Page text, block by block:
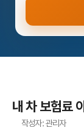
내 차 보험료
작성자: 관리자